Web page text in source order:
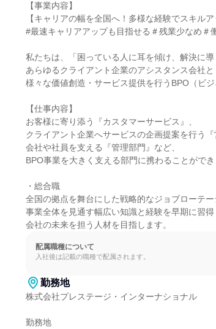
【事業内容】
【キャリアの幅を全国へ！多様な経験でスキルア
#最速キャリアアップも目指せる＃残業少なめ
私たちは、「困っている人に耳を傾け、解決に導
あらゆるクライアント企業のアシスタンス会社と
様々な価値創造・サービス提供を行うBPO（ビ
【仕事内容】
お客様に寄り添う『カスタマーサービス』、
クライアント企業へサービスの企画提案を行う『
会社や社員を支える『管理部門』など、
BPO事業を大きく支える部門に携わることができ
・総合職
全国の拠点を舞台にした戦略的なジョブローテー
事業全体を見通す幅広い知識と経験を早期に習得
会社の未来を担う人材を目指します。
配属職種について
入社後は記載の職種で配属されます。
勤務地
株式会社プレステージ・インターナショナル
勤務地